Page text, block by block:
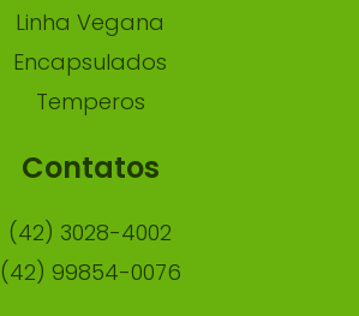
Linha Vegana
Encapsulados
Temperos
Contatos
(42) 3028-4002
(42) 99854-0076